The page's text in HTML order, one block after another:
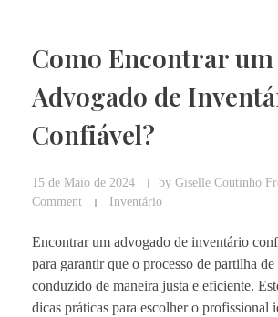
Como Encontrar um
Advogado de
Confiável?
15 de Maio de 2024 by Giselle Coutinho
Comment
Inventário
Encontrar um advogado de inventário
para garantir que o processo de partilha de
conduzido de maneira justa e eficiente.
dicas práticas para escolher o profissional